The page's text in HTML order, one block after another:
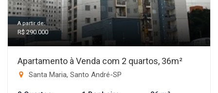
A partir de:
R$ 290.000
Apartamento à Venda com 2 quartos, 36m²
Santa Maria, Santo André-SP